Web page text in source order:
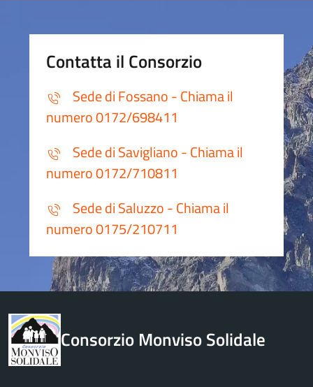
Contatta il Consorzio
Sede di Fossano - Chiama il
numero 0172/698411
Sede di Savigliano - Chiama il
numero 0172/710811
Sede di Saluzzo - Chiama il
numero 0175/210711
Consorzio Monviso Solidale